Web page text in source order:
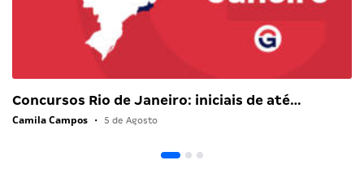
Concursos Rio de Janeiro: iniciais de até…
Camila Campos • 5 de Agosto